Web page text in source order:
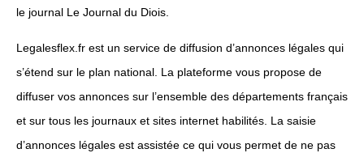
le journal Le Journal du Diois.
Legalesflex.fr est un service de diffusion d’annonces légales qui
s’étend sur le plan national. La plateforme vous propose de
diffuser vos annonces sur l’ensemble des départements français
et sur tous les journaux et sites internet habilités. La saisie
d’annonces légales est assistée ce qui vous permet de ne pas